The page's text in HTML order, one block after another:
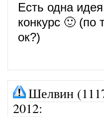
Есть одна
конкурс 🙂
ок?)
Шелвин
2012: